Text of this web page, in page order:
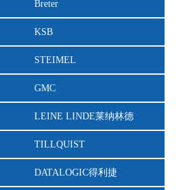
Breter
KSB
STEIMEL
GMC
LEINE LINDE莱纳林德
TILLQUIST
DATALOGIC得利捷